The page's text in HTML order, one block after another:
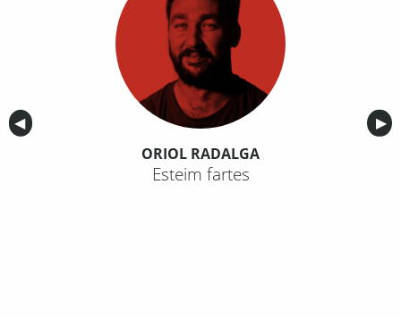
Anterior
◀︎ ▶︎
ORIOL RADALGA
Esteim fartes